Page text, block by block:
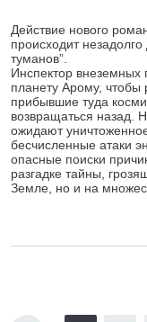
Действие нового
происходит
туманов”.
Инспектор внеземных
планету Арому,
прибывшие туда
возвращаться назад.
ожидают
бесчисленные атаки
опасные поиски
разгадке тайны,
Земле, но и на